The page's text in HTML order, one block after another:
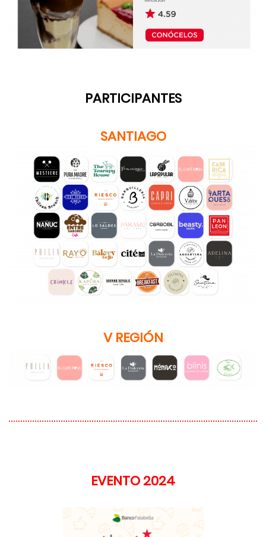
PARTICIPANTES
SANTIAGO
V REGIÓN
EVENTO 2024